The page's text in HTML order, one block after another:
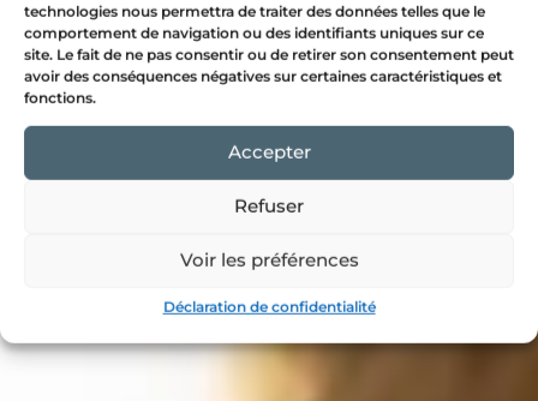
technologies nous permettra de traiter des données telles que le
comportement de navigation ou des identifiants uniques sur ce
site. Le fait de ne pas consentir ou de retirer son consentement peut
avoir des conséquences négatives sur certaines caractéristiques et
fonctions.
Accepter
Refuser
Voir les préférences
Déclaration de confidentialité